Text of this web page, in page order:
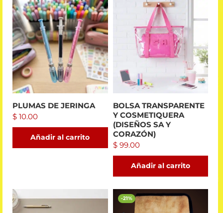
PLUMAS DE JERINGA
$ 10.00
Añadir al carrito
BOLSA TRANSPARENTE
Y COSMETIQUERA
(DISEÑOS SA Y
CORAZÓN)
$99.00
Añadir al carrito
-21%